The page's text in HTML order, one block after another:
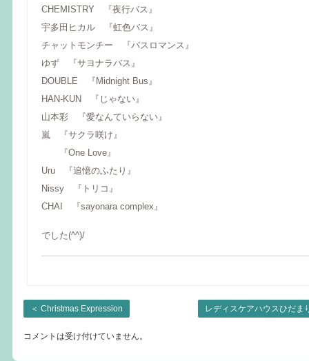
CHEMISTRY 『夜行バス』
宇多田ヒカル 『虹色バス』
チャットモンチー 『バスロマンス』
ゆず 『サヨナラバス』
DOUBLE 『Midnight Bus』
HAN-KUN 『じゃない』
山本彩 『愛なんていらない』
嵐 『サクラ咲け』
『One Love』
Uru 『追憶のふたり』
Nissy 『トリコ』
CHAI 『sayonara complex』
でした(^^)/
＜ Christmas Expression レディスケアハウスひだ
コメントは受け付けていません。